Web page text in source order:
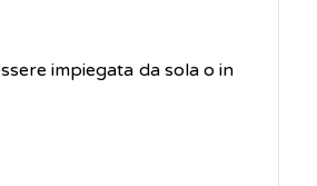
impiegata da sola o in